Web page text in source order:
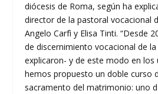
diócesis de Roma, según ha
director de la pastoral vocacional
Angelo Carfì y Elisa Tinti. “Desde
de discernimiento vocacional de
explicaron- y de este modo en los
hemos propuesto un doble curso
sacramento del matrimonio: uno